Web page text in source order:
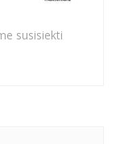
susisiekti